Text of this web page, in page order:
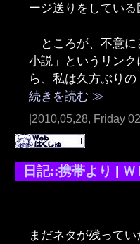
ージ送りをしてい
ところが、不意に
小説」というリン
ら、私は久方ぶり
続きを読む ≫
|2010,05,28, Friday
日記::携帯より | Ｗ
まだネタが残ってい